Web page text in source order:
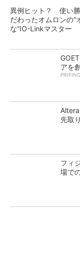
異例ヒット？ 使い勝
だわったオムロンの“
な”IO-Linkマスター
アを
先取
フィ
場で